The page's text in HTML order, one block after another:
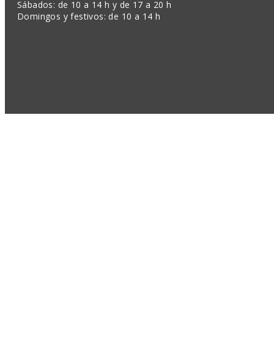
Sábados: de 10 a 14 h y de 17 a 20 h
Domingos y festivos: de 10 a 14 h